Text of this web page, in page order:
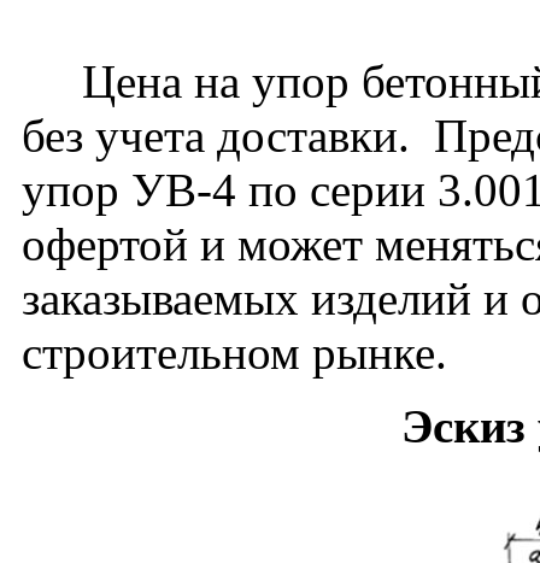
Цена на упор
без учета доставки.
упор УВ-4 по серии
офертой и может
заказываемых изделий и
строительном рынке.